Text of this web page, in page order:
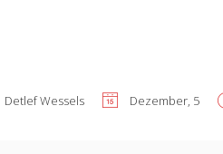
Detlef Wessels Dezember, 5